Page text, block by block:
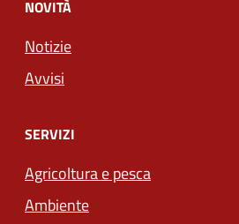
NOVITÀ
Notizie
Avvisi
SERVIZI
Agricoltura e pesca
Ambiente